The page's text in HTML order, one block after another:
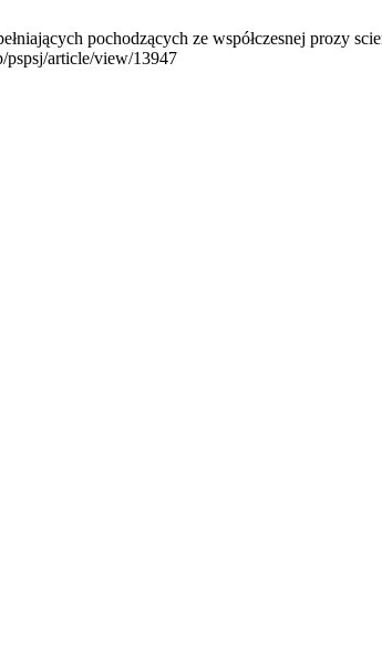
pochodzących ze współczesnej prozy
pspsj/article/view/13947